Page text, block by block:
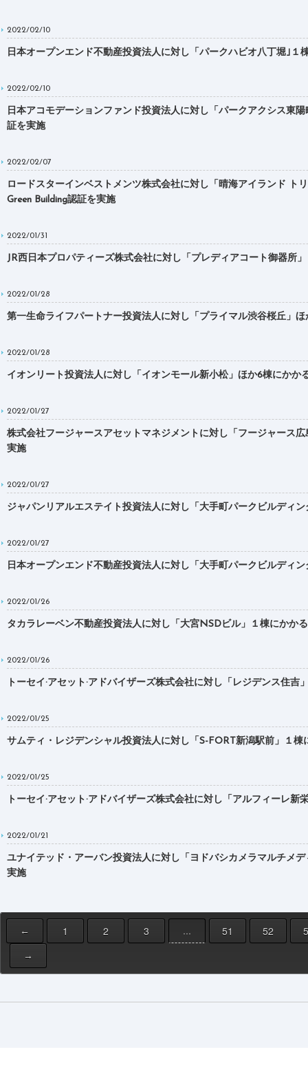
2022/02/10
日本オープンエンド不動産投資法人に対し「パークハビオ八丁堀｣１
2022/02/10
日本アコモデーションファンド投資法人に対し「パークアクシス東
証を実施
2022/02/07
ロードスターインベストメンツ株式会社に対し「晴海アイランド ト
Green Building認証を実施
2022/01/31
JR西日本プロパティーズ株式会社に対し「プレディアコート御器所
2022/01/28
第一生命ライフパートナー投資法人に対し「プライマル渋谷桜丘」
2022/01/28
イオンリート投資法人に対し「イオンモール新小松」ほか6棟にかか
2022/01/27
株式会社フージャースアセットマネジメントに対し「フージャース
実施
2022/01/27
ジャパンリアルエステイト投資法人に対し「大手町パークビルディ
2022/01/27
日本オープンエンド不動産投資法人に対し「大手町パークビルディ
2022/01/26
タカラレーベン不動産投資法人に対し「大宮NSDビル」１棟にかか
2022/01/26
トーセイ·アセット·アドバイザーズ株式会社に対し「レジデンス住
2022/01/25
サムティ・レジデンシャル投資法人に対し「S-FORT新潟駅前」１棟
2022/01/25
トーセイ·アセット·アドバイザーズ株式会社に対し「アルフィーレ
2022/01/21
ユナイテッド・アーバン投資法人に対し「ヨドバシカメラマルチメ
実施
← 1 2 3 … 51 52
→